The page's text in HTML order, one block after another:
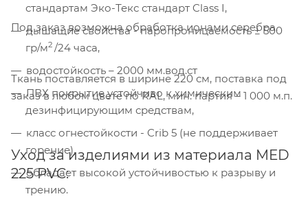
стандартам Эко-Текс стандарт Class I,
дышащие свойства - паропроницаемость ± 500
гр/м2 /24 часа,
водостойкость – 2000 мм.вод.ст
ПВХ покрытие устойчиво к химическим
дезинфицирующим средствам,
класс огнестойкости - Crib 5 (не поддерживает
горение),
обладает высокой устойчивостью к разрыву и
трению.
Под заказ возможна обработка ионами серебра.
Ткань поставляется в ширине 220 см, поставка под
заказ в любом цвете по RAL, мин. партия – 1 000 м.п.
Уход за изделиями из материала MED
225 PVC:
Компания «Торговый Дом Технический
Текстиль» использует cookie-файлы и